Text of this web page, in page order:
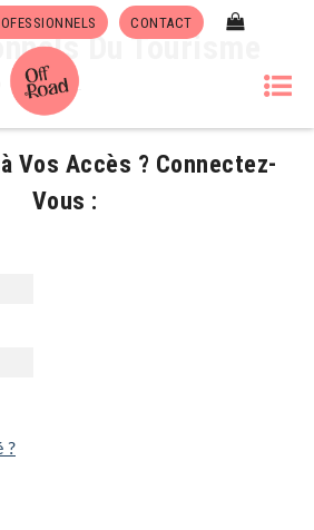
CONTACT
Du Tourisme
Vos Accès ? Connectez-
Vous :